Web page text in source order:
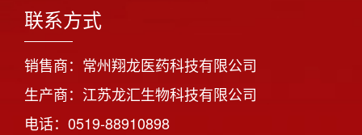
联系方式
销售商：常州翔龙医药科技有限公司
生产商：江苏龙汇生物科技有限公司
电话：0519-88910898